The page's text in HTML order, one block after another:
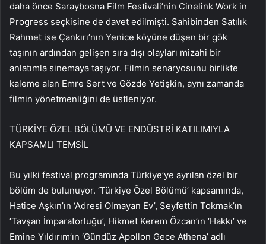
daha önce Saraybosna Film Festivali’nin Cinelink Work in
Progress seçkisine de davet edilmişti. Sahibinden Satılık
Rahmet ise Çankırı’nın Yenice köyüne düşen bir gök
taşının ardından gelişen sıra dışı olayları mizahi bir
anlatımla sinemaya taşıyor. Filmin senaryosunu birlikte
kaleme alan Emre Sert ve Gözde Yetişkin, aynı zamanda
filmin yönetmenliğini de üstleniyor.
TÜRKİYE ÖZEL BÖLÜMÜ VE ENDÜSTRİ KATILIMIYLA
KAPSAMLI TEMSİL
Bu yılki festival programında Türkiye’ye ayrılan özel bir
bölüm de bulunuyor. ‘Türkiye Özel Bölümü’ kapsamında,
Hatice Aşkın’ın ‘Adresi Olmayan Ev’, Seyfettin Tokmak’ın
‘Tavşan İmparatorluğu’, Hikmet Kerem Özcan’ın ‘Hakkı’ ve
Emine Yıldırım’ın ‘Gündüz Apollon Gece Athena’ adlı